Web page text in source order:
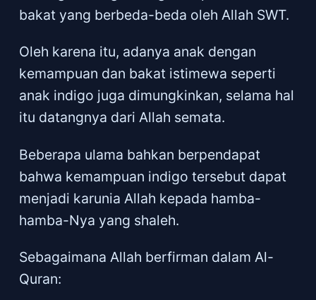
bakat yang berbeda-beda oleh Allah SWT.
Oleh karena itu, adanya anak dengan
kemampuan dan bakat istimewa seperti
anak indigo juga dimungkinkan, selama hal
itu datangnya dari Allah semata.
Beberapa ulama bahkan berpendapat
bahwa kemampuan indigo tersebut dapat
menjadi karunia Allah kepada hamba-
hamba-Nya yang shaleh.
Sebagaimana Allah berfirman dalam Al-
Quran: